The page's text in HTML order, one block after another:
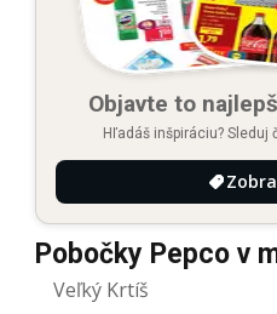
Objavte to
Hľadáš inšpiráciu? Sleduj
Pobočky Pepco v
Veľký Krtíš